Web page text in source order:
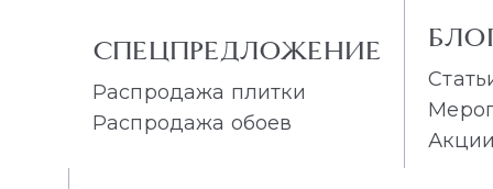
СПЕЦПРЕДЛОЖЕНИЕ
Распродажа плитки
Распродажа обоев
Акции